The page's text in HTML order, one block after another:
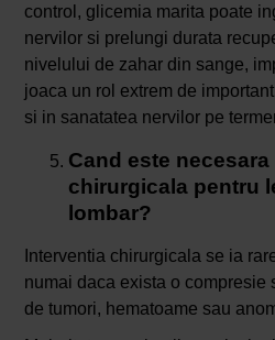
control, glicemia marita poate
nervilor si prelungi durata
nivelului de zahar din sange,
joaca un rol extrem de
si in sanatatea nervilor pe
Cand este
chirurgicala pentru
lombar?
Interventia chirurgicala se ia
numai daca exista o compresie
de tumori, hematoame sau